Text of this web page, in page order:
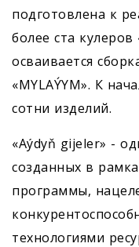
подготовлена к
более ста
осваивается
«MYLAÝYM». К
сотни изделий.
«Aýdyň gijeler» -
созданных в
программы,
технологиями